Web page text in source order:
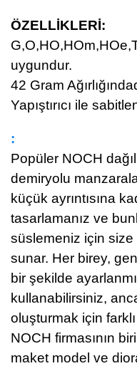
ÖZELLİKLERİ:
uygundur.
42 Gram
Yapıştırıcı ile
:
Popüler NOCH
demiryolu
küçük ayrıntısına
tasarlamanız ve
süslemeniz için
sunar. Her birey,
bir şekilde
kullanabilirsiniz,
oluşturmak için
NOCH firmasının
maket model ve